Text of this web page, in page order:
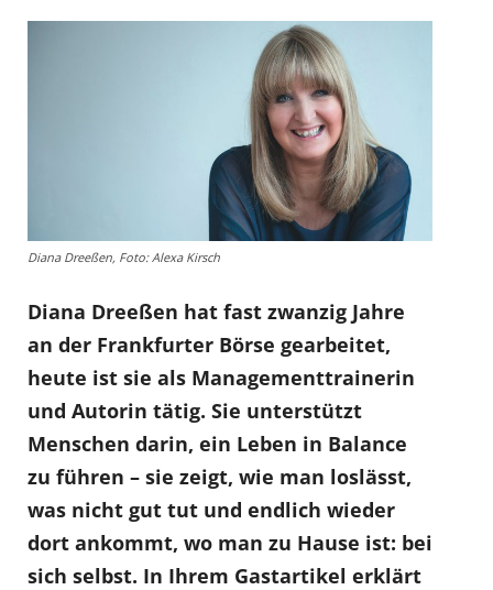
Diana Dreeßen, Foto: Alexa Kirsch
Diana Dreeßen hat fast zwanzig Jahre
an der Frankfurter Börse gearbeitet,
heute ist sie als Managementtrainerin
und Autorin tätig. Sie unterstützt
Menschen darin, ein Leben in Balance
zu führen – sie zeigt, wie man loslässt,
was nicht gut tut und endlich wieder
dort ankommt, wo man zu Hause ist: bei
sich selbst. In Ihrem Gastartikel erklärt